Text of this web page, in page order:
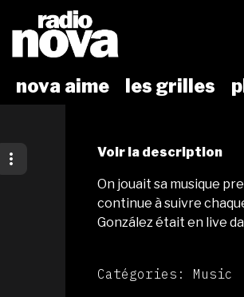
nova aime les grilles
Voir la description
On jouait sa musique
continue à suivre
González était en live
Catégories: Music